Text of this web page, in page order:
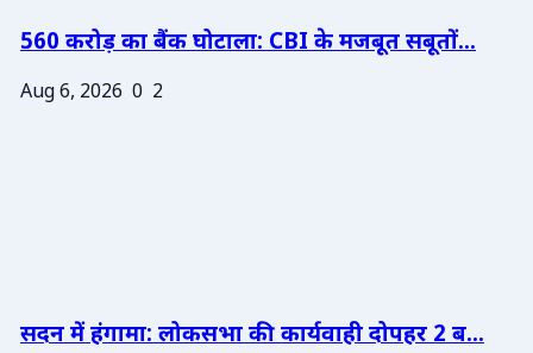
560 करोड़ का बैंक घोटाला: CBI के मजबूत सबूतों...
Aug 6, 2026 0 2
सदन में हंगामा: लोकसभा की कार्यवाही दोपहर 2 ब...